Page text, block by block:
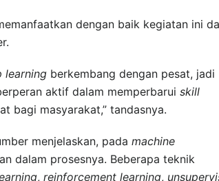
dengan baik kegiatan ini
learning berkembang dengan pesat, jadi
aktif dalam memperbarui skill
bagi masyarakat,” tandasnya.
menjelaskan, pada machine
dalam prosesnya. Beberapa teknik
, reinforcement learning,